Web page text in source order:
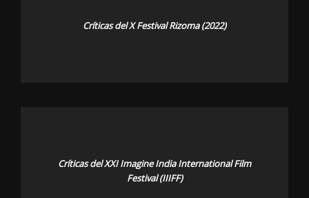
Críticas del X Festival Rizoma (2022)
Críticas del XXI Imagine India International Film
Festival (IIIFF)